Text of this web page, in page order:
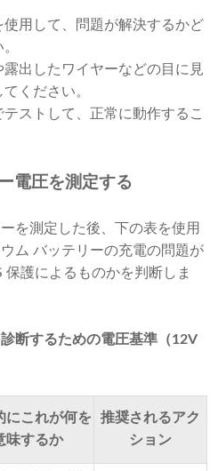
用して、問題が解決するかど
出したワイヤーなどの目に見
ください。
ストして、正常に動作するこ
電圧を測定する
を測定した後、下の表を使用
ム バッテリーの充電の問題が
護によるものかを判断しま
断するための電圧基準（12V
にこれが何を
味するか
推奨されるアク
ション